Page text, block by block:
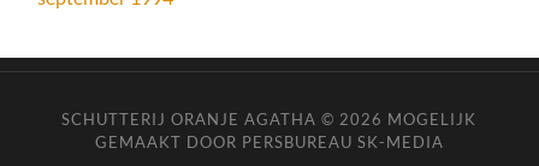
SCHUTTERIJ ORANJE AGATHA © 2026 MOGELIJK
GEMAAKT DOOR PERSBUREAU SK-MEDIA